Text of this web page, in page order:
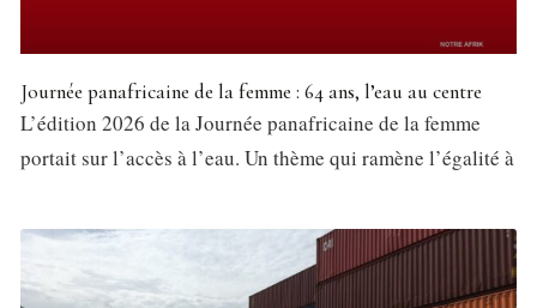
Journée panafricaine de la femme : 64 ans, l’eau au centre
L’édition 2026 de la Journée panafricaine de la femme
portait sur l’accès à l’eau. Un thème qui ramène l’égalité à